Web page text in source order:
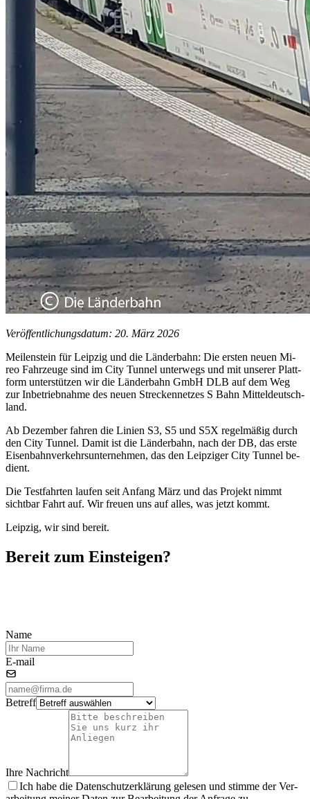
Veröffentlichungsdatum: 20. März 2026
Mei­len­stein für Leip­zig und die Län­der­bahn: Die ers­ten neu­en Mi­
reo Fahr­zeu­ge sind im City Tun­nel un­ter­wegs und mit un­se­rer Platt­
form un­ter­stüt­zen wir die Län­der­bahn GmbH DLB auf dem Weg
zur In­be­trieb­nah­me des neu­en Stre­cken­net­zes S Bahn Mit­tel­deutsch­
land.
Ab De­zem­ber fah­ren die Li­ni­en S3, S5 und S5X re­gel­mä­ßig durch
den City Tun­nel. Da­mit ist die Län­der­bahn, nach der DB, das ers­te
Ei­sen­bahn­ver­kehrs­un­ter­neh­men, das den Leip­zi­ger City Tun­nel be­
dient.
Die Test­fahr­ten lau­fen seit An­fang März und das Pro­jekt nimmt
sicht­bar Fahrt auf. Wir freu­en uns auf al­les, was jetzt kommt.
Leip­zig, wir sind be­reit.
Be­reit zum Ein­stei­gen?
Name
E-mail
Be­treff
Ihre Nach­richt
Ich habe die Da­ten­schutz­er­klä­rung ge­le­sen und stim­me der Ver­